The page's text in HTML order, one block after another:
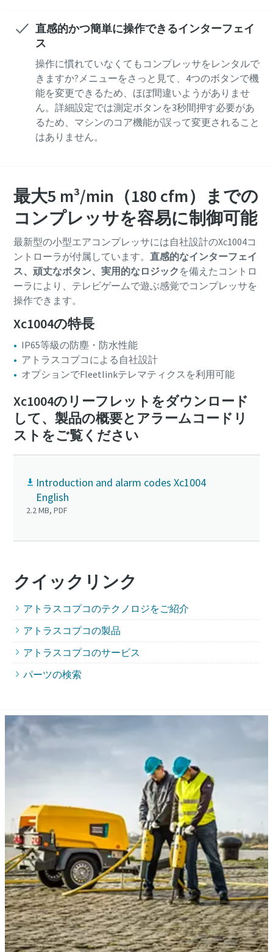
直感的かつ簡単に操作できるインターフェイ
ス
操作に慣れていなくてもコンプレッサをレンタルで
きますか?メニューをさっと見て、4つのボタンで機
能を変更できるため、ほぼ間違いようがありませ
ん。詳細設定では測定ボタンを3秒間押す必要があ
るため、マシンのコア機能が誤って変更されること
はありません。
最大5 m³/min（180 cfm）までの
コンプレッサを容易に制御可能
最新型の小型エアコンプレッサには自社設計のXc1004コ
ントローラが付属しています。 直感的なインターフェイ
ス、頑丈なボタン、実用的なロジック を備えたコントロ
ーラにより、テレビゲームで遊ぶ感覚でコンプレッサを
操作できます。
Xc1004の特長
IP65等級の防塵・防水性能
アトラスコプコによる自社設計
オプションでFleetlinkテレマティクスを利用可能
Xc1004のリーフレットをダウンロード
して、製品の概要とアラームコードリ
ストをご覧ください
Introduction and alarm codes Xc1004
English
2.2 MB, PDF
クイックリンク
アトラスコプコのテクノロジをご紹介
アトラスコプコの製品
アトラスコプコのサービス
パーツの検索